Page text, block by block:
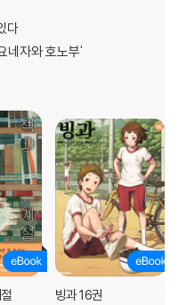
다
네자와 호노부'
빙과 16권